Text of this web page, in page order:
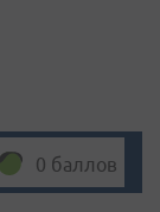
0 баллов